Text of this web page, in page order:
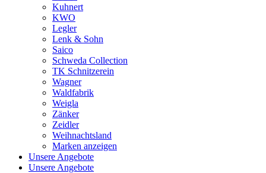
Kuhnert
KWO
Legler
Lenk & Sohn
Saico
Schweda Collection
TK Schnitzerein
Wagner
Waldfabrik
Weigla
Zänker
Zeidler
Weihnachtsland
Marken anzeigen
Unsere Angebote
Unsere Angebote